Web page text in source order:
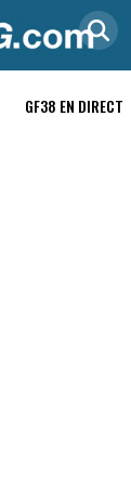
GF38 EN DIRECT